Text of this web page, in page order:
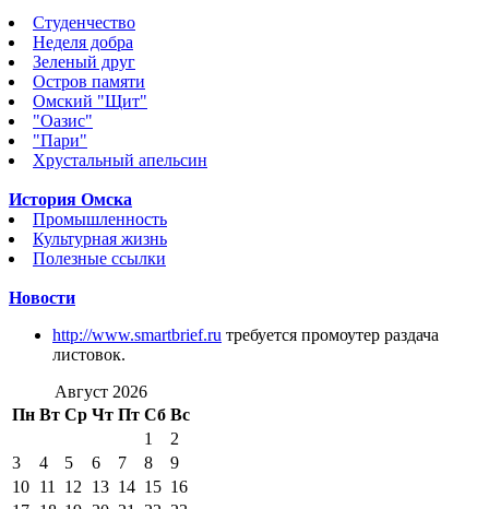
Студенчество
Неделя добра
Зеленый друг
Остров памяти
Омский "Щит"
"Оазис"
"Пари"
Хрустальный апельсин
История Омска
Промышленность
Культурная жизнь
Полезные ссылки
Новости
http://www.smartbrief.ru требуется промоутер раздача
листовок.
Август 2026
Пн Вт Ср Чт Пт Сб Вс
1
2
3
4 5 6 7 8
9
10 11 12 13 14 15 16